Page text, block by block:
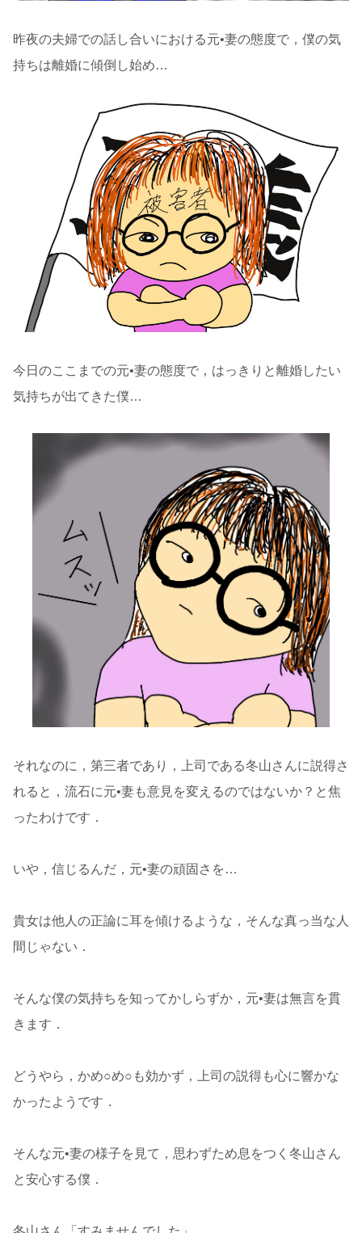
昨夜の夫婦での話し合いにおける元•妻の態度で，僕の気
持ちは離婚に傾倒し始め…
今日のここまでの元•妻の態度で，はっきりと離婚したい
気持ちが出てきた僕…
それなのに，第三者であり，上司である冬山さんに説得さ
れると，流石に元•妻も意見を変えるのではないか？と焦
ったわけです．
いや，信じるんだ，元•妻の頑固さを…
貴女は他人の正論に耳を傾けるような，そんな真っ当な人
間じゃない．
そんな僕の気持ちを知ってかしらずか，元•妻は無言を貫
きます．
どうやら，かめ○め○も効かず，上司の説得も心に響かな
かったようです．
そんな元•妻の様子を見て，思わずため息をつく冬山さん
と安心する僕．